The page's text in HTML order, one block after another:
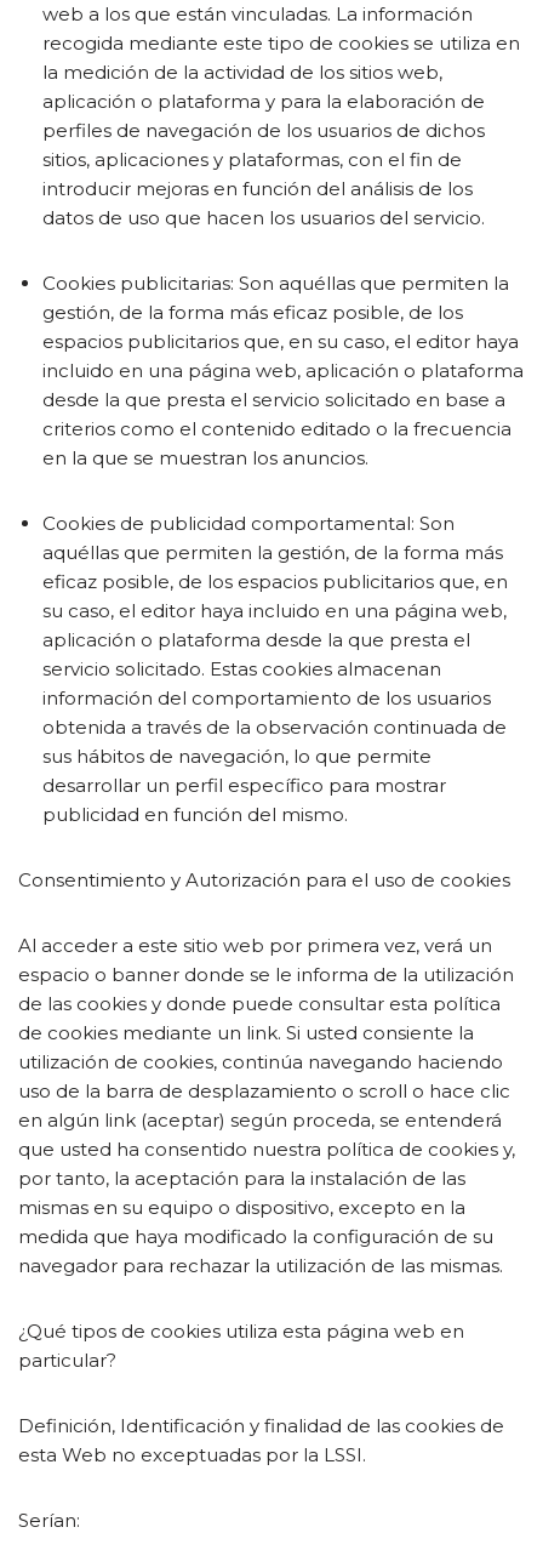
web a los que están vinculadas. La información
recogida mediante este tipo de cookies se utiliza en
la medición de la actividad de los sitios web,
aplicación o plataforma y para la elaboración de
perfiles de navegación de los usuarios de dichos
sitios, aplicaciones y plataformas, con el fin de
introducir mejoras en función del análisis de los
datos de uso que hacen los usuarios del servicio.
Cookies publicitarias: Son aquéllas que permiten la
gestión, de la forma más eficaz posible, de los
espacios publicitarios que, en su caso, el editor haya
incluido en una página web, aplicación o plataforma
desde la que presta el servicio solicitado en base a
criterios como el contenido editado o la frecuencia
en la que se muestran los anuncios.
Cookies de publicidad comportamental: Son
aquéllas que permiten la gestión, de la forma más
eficaz posible, de los espacios publicitarios que, en
su caso, el editor haya incluido en una página web,
aplicación o plataforma desde la que presta el
servicio solicitado. Estas cookies almacenan
información del comportamiento de los usuarios
obtenida a través de la observación continuada de
sus hábitos de navegación, lo que permite
desarrollar un perfil específico para mostrar
publicidad en función del mismo.
Consentimiento y Autorización para el uso de cookies
Al acceder a este sitio web por primera vez, verá un
espacio o banner donde se le informa de la utilización
de las cookies y donde puede consultar esta política
de cookies mediante un link. Si usted consiente la
utilización de cookies, continúa navegando haciendo
uso de la barra de desplazamiento o scroll o hace clic
en algún link (aceptar) según proceda, se entenderá
que usted ha consentido nuestra política de cookies y,
por tanto, la aceptación para la instalación de las
mismas en su equipo o dispositivo, excepto en la
medida que haya modificado la configuración de su
navegador para rechazar la utilización de las mismas.
¿Qué tipos de cookies utiliza esta página web en
particular?
Definición, Identificación y finalidad de las cookies de
esta Web no exceptuadas por la LSSI.
Serían: